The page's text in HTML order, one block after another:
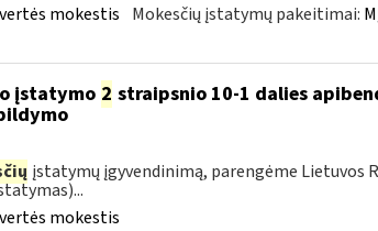
mokestis Mokesčių įstatymų pakeitimai:
įstatymo 2 straipsnio 10-1 dalies
įstatymų įgyvendinimą, parengėme Lietuvos
mokestis